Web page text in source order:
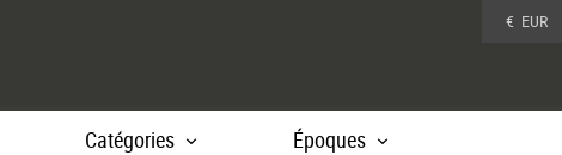
€ EUR
Catégories Époques